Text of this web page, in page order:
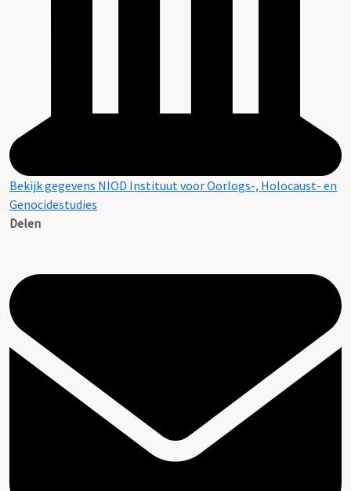
Bekijk gegevens NIOD Instituut voor Oorlogs-, Holocaust- en
Genocidestudies
Delen